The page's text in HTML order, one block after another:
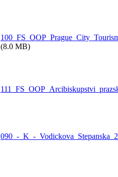
(8.0 MB)
090_-_K_-